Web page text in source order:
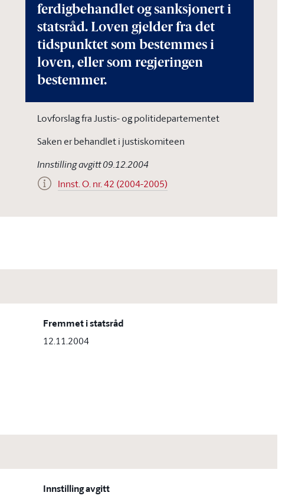
ferdigbehandlet og sanksjonert i
statsråd. Loven gjelder fra det
tidspunktet som bestemmes i
loven, eller som regjeringen
bestemmer.
Lovforslag fra Justis- og politidepartementet
Saken er behandlet i justiskomiteen
Innstilling avgitt 09.12.2004
Innst. O. nr. 42 (2004-2005)
Fremmet i statsråd
12.11.2004
Innstilling avgitt